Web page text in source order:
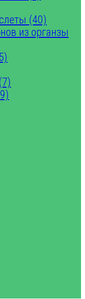
(40)
из органзы